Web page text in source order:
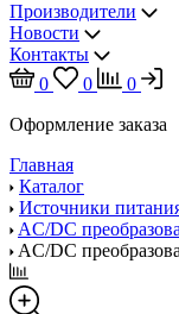
Производители
Новости
Контакты
0
0
0
Оформление заказа
Главная
Каталог
Источники
AC/DC
AC/DC